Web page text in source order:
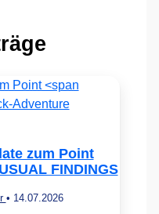
zum Point
FINDINGS
• 14.07.2026